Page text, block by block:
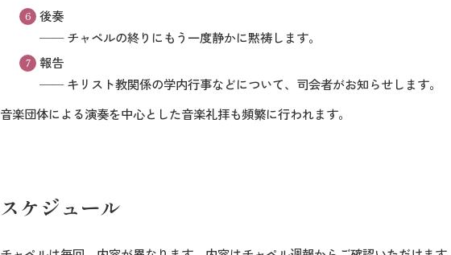
後奏
── チャペルの終りにもう一度静かに黙祷します。
報告
── キリスト教関係の学内行事などについて、司会者がお知らせします。
音楽団体による演奏を中心とした音楽礼拝も頻繁に行われます。
スケジュール